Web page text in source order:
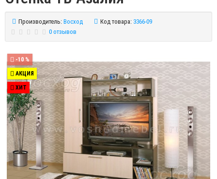
Производитель: Восход Код товара: 3366-09
0 отзывов
-10 %
АКЦИЯ
ХИТ